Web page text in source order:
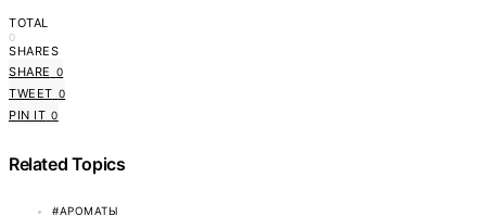
TOTAL
0
SHARES
SHARE 0
TWEET 0
PIN IT 0
Related Topics
#АРОМАТЫ